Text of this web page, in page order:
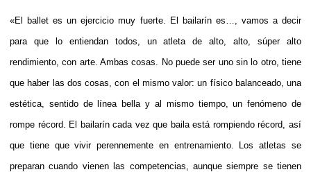
«El ballet es un ejercicio muy fuerte. El bailarín es…, vamos a decir
para que lo entiendan todos, un atleta de alto, alto, súper alto
rendimiento, con arte. Ambas cosas. No puede ser uno sin lo otro, tiene
que haber las dos cosas, con el mismo valor: un físico balanceado, una
estética, sentido de línea bella y al mismo tiempo, un fenómeno de
rompe récord. El bailarín cada vez que baila está rompiendo récord, así
que tiene que vivir perennemente en entrenamiento. Los atletas se
preparan cuando vienen las competencias, aunque siempre se tienen